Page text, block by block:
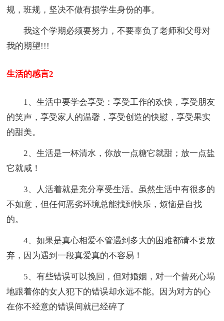
规，班规，坚决不做有损学生身份的事。
我这个学期必须要努力，不要辜负了老师和父母对
我的期望!!!
生活的感言2
1、生活中要学会享受：享受工作的欢快，享受朋友
的笑声，享受家人的温馨，享受创造的快慰，享受果实
的甜美。
2、生活是一杯清水，你放一点糖它就甜；放一点盐
它就咸！
3、人活着就是充分享受生活。虽然生活中有很多的
不如意，但任何恶劣环境总能找到快乐，烦恼是自找
的。
4、如果是真心相爱不管遇到多大的困难都请不要放
弃，因为遇到一段真爱真的不容易！
5、有些错误可以挽回，但对婚姻，对一个曾死心塌
地跟着你的女人犯下的错误却永远不能。因为对方的心
在你不经意的错误间就已经碎了